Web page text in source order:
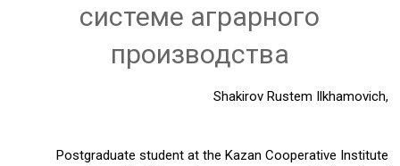
системе аграрного
производства
Shakirov Rustem Ilkhamovich,
Postgraduate student at the Kazan Cooperative Institute